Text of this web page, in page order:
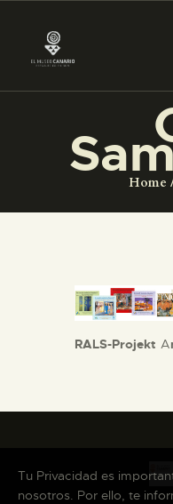
Home
DAS
DIGITALE
RALS-Projekt A
Tu Privacidad es
nosotros. Por ello, te